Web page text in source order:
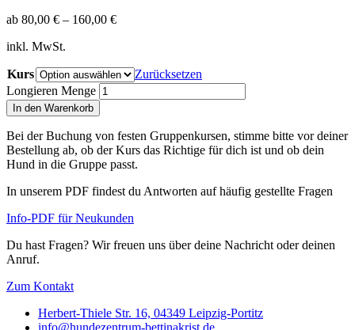
ab 80,00 € – 160,00 €
inkl. MwSt.
Kurs
Zurücksetzen
Longieren Menge
In den Warenkorb
Bei der Buchung von festen Gruppenkursen, stimme bitte vor deiner
Bestellung ab, ob der Kurs das Richtige für dich ist und ob dein
Hund in die Gruppe passt.
In unserem PDF findest du Antworten auf häufig gestellte Fragen
Info-PDF für Neukunden
Du hast Fragen? Wir freuen uns über deine Nachricht oder deinen
Anruf.
Zum Kontakt
Herbert-Thiele Str. 16, 04349 Leipzig-Portitz
info@hundezentrum-bettinakrist.de